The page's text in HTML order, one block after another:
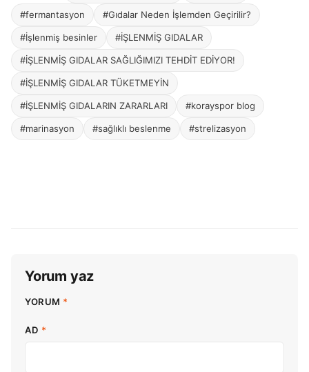
#fermantasyon #Gıdalar Neden İşlemden Geçirilir?
#İşlenmiş besinler #İŞLENMİŞ GIDALAR
#İŞLENMİŞ GIDALAR SAĞLIĞIMIZI TEHDİT EDİYOR!
#İŞLENMİŞ GIDALAR TÜKETMEYİN
#İŞLENMİŞ GIDALARIN ZARARLARI #korayspor blog
#marinasyon #sağlıklı beslenme #strelizasyon
Yorum yaz
YORUM *
AD *